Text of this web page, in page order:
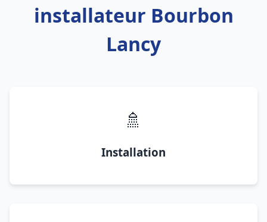
installateur Bourbon
Lancy
🚿
Installation